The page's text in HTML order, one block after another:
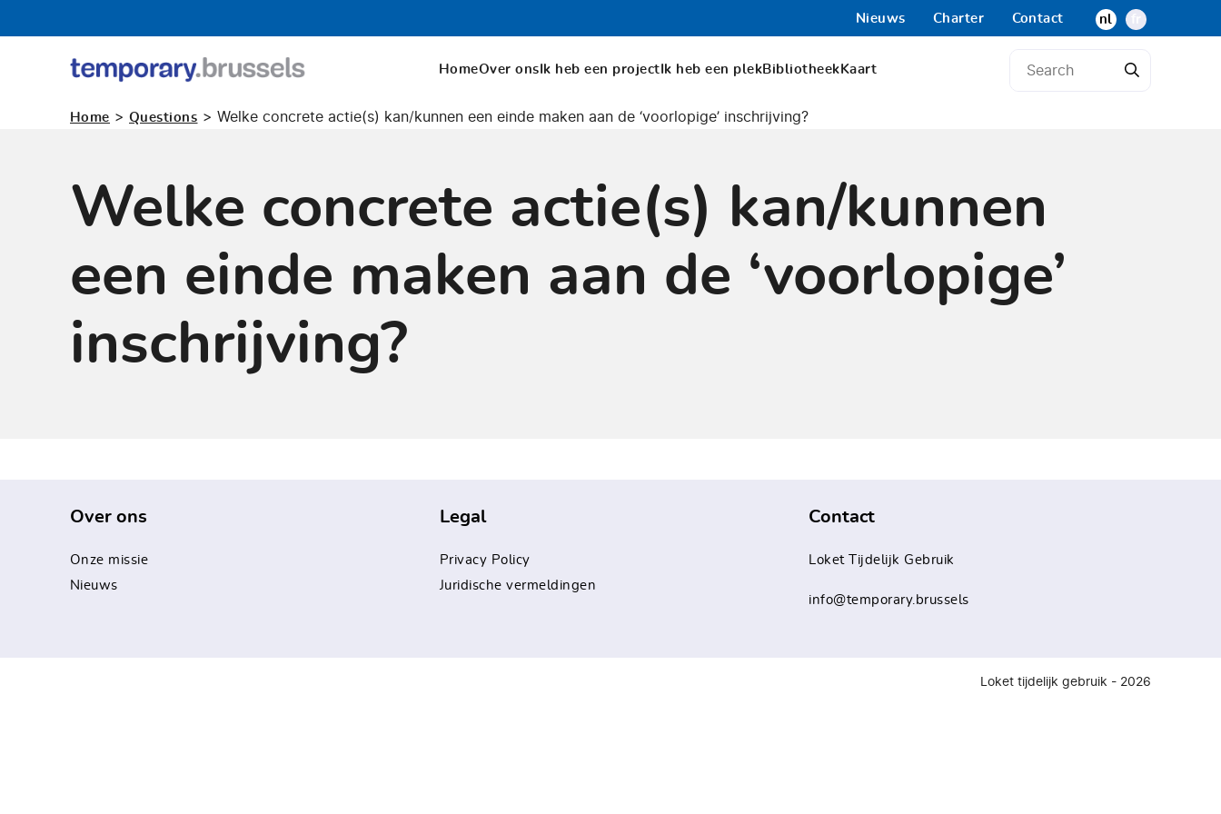
Nieuws Charter Contact nl
tijdelijk
HomeOver onsIk heb een projectIk heb een plekBibliotheekKaart
Home > Questions > Welke concrete actie(s) kan/kunnen een einde maken aan de ‘voorlopige’ inschrijving?
Welke concrete actie(s) kan/kunnen
een einde maken aan de ‘voorlopige’
inschrijving?
Over ons
Onze missie
Nieuws
Legal
Privacy Policy
Juridische vermeldingen
Contact
Loket Tijdelijk Gebruik
info@temporary.brussels
Loket tijdelijk gebruik - 2026